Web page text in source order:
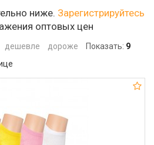
ниже. Зарегистрируйтесь
оптовых цен
дешевле дороже Показать: 9